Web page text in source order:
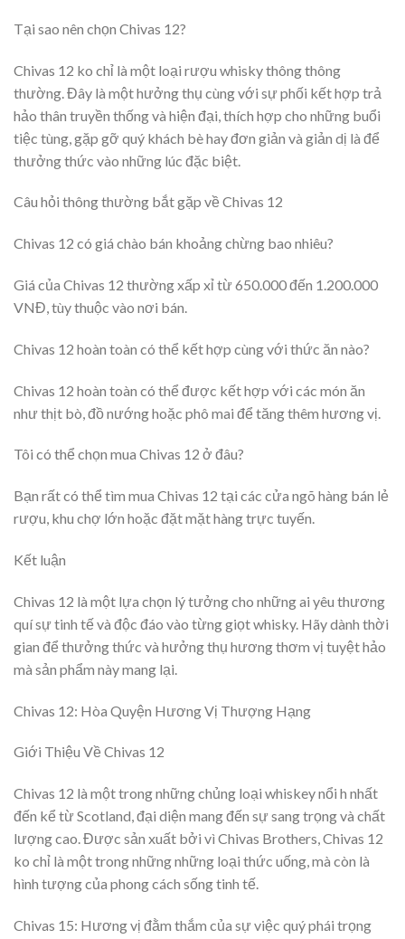
Tại sao nên chọn Chivas 12?
Chivas 12 ko chỉ là một loại rượu whisky thông thông
thường. Đây là một hưởng thụ cùng với sự phối kết hợp trả
hảo thân truyền thống và hiện đại, thích hợp cho những buổi
tiệc tùng, gặp gỡ quý khách bè hay đơn giản và giản dị là để
thưởng thức vào những lúc đặc biệt.
Câu hỏi thông thường bắt gặp về Chivas 12
Chivas 12 có giá chào bán khoảng chừng bao nhiêu?
Giá của Chivas 12 thường xấp xỉ từ 650.000 đến 1.200.000
VNĐ, tùy thuộc vào nơi bán.
Chivas 12 hoàn toàn có thể kết hợp cùng với thức ăn nào?
Chivas 12 hoàn toàn có thể được kết hợp với các món ăn
như thịt bò, đồ nướng hoặc phô mai để tăng thêm hương vị.
Tôi có thể chọn mua Chivas 12 ở đâu?
Bạn rất có thể tìm mua Chivas 12 tại các cửa ngõ hàng bán lẻ
rượu, khu chợ lớn hoặc đặt mặt hàng trực tuyến.
Kết luận
Chivas 12 là một lựa chọn lý tưởng cho những ai yêu thương
quí sự tinh tế và độc đáo vào từng giọt whisky. Hãy dành thời
gian để thưởng thức và hưởng thụ hương thơm vị tuyệt hảo
mà sản phẩm này mang lại.
Chivas 12: Hòa Quyện Hương Vị Thượng Hạng
Giới Thiệu Về Chivas 12
Chivas 12 là một trong những chủng loại whiskey nổi h nhất
đến kể từ Scotland, đại diện mang đến sự sang trọng và chất
lượng cao. Được sản xuất bởi vì Chivas Brothers, Chivas 12
ko chỉ là một trong những những loại thức uống, mà còn là
hình tượng của phong cách sống tinh tế.
Chivas 15: Hương vị đằm thắm của sự việc quý phái trọng